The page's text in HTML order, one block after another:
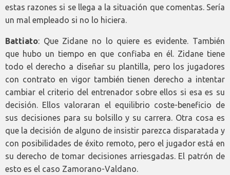
estas razones si se llega a la situación que comentas. Sería
un mal empleado si no lo hiciera.
Battiato: Que Zidane no lo quiere es evidente. También
que hubo un tiempo en que confiaba en él. Zidane tiene
todo el derecho a diseñar su plantilla, pero los jugadores
con contrato en vigor también tienen derecho a intentar
cambiar el criterio del entrenador sobre ellos si esa es su
decisión. Ellos valoraran el equilibrio coste-beneficio de
sus decisiones para su bolsillo y su carrera. Otra cosa es
que la decisión de alguno de insistir parezca disparatada y
con posibilidades de éxito remoto, pero el jugador está en
su derecho de tomar decisiones arriesgadas. El patrón de
esto es el caso Zamorano-Valdano.